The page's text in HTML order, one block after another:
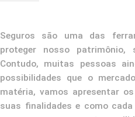
Seguros são uma das
proteger nosso patrimônio,
Contudo, muitas pessoas
possibilidades que o
matéria, vamos apresentar
suas finalidades e como